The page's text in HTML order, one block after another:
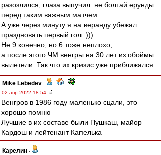
разозлился, глаза выпучил: не болтай ерунды
перед таким важным матчем.
А уже через минуту я на веранду убежал
праздновать первый гол :)))
Не 9 конечно, но 6 тоже неплохо,
а после этого ЧМ венгры на 30 лет из обоймы
вылетели. Так что их кризис уже приближался.
Mike Lebedev -
02 апр 2022 18:54
Венгров в 1986 году маленько сцали, это
хорошо помню
Лучшие в их составе были Пушкаш, майор
Кардош и лейтенант Капелька
Карелин -